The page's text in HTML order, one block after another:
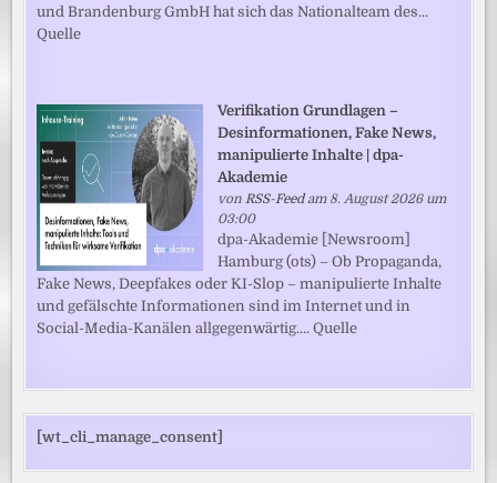
und Brandenburg GmbH hat sich das Nationalteam des...
Quelle
Verifikation Grundlagen –
Desinformationen, Fake News,
manipulierte Inhalte | dpa-
Akademie
vonRSS-Feedam 8. August 2026 um
03:00
dpa-Akademie [Newsroom]
Hamburg (ots) – Ob Propaganda,
Fake News, Deepfakes oder KI-Slop – manipulierte Inhalte
und gefälschte Informationen sind im Internet und in
Social-Media-Kanälen allgegenwärtig.... Quelle
[wt_cli_manage_consent]